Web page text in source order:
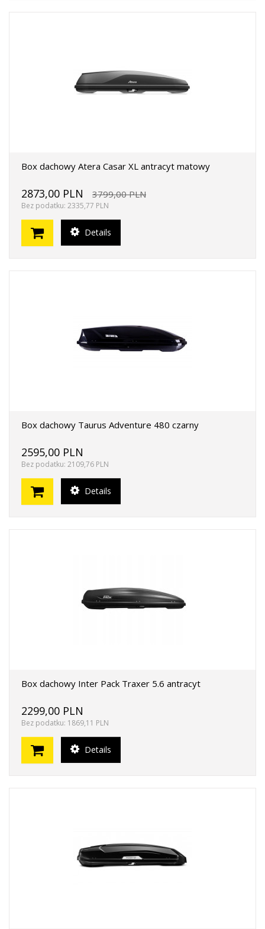
Box dachowy Atera Casar XL antracyt matowy
2873,00 PLN 3799,00 PLN
Bez podatku: 2335,77 PLN
Details
Box dachowy Taurus Adventure 480 czarny
2595,00 PLN
Bez podatku: 2109,76 PLN
Details
Box dachowy Inter Pack Traxer 5.6 antracyt
2299,00 PLN
Bez podatku: 1869,11 PLN
Details